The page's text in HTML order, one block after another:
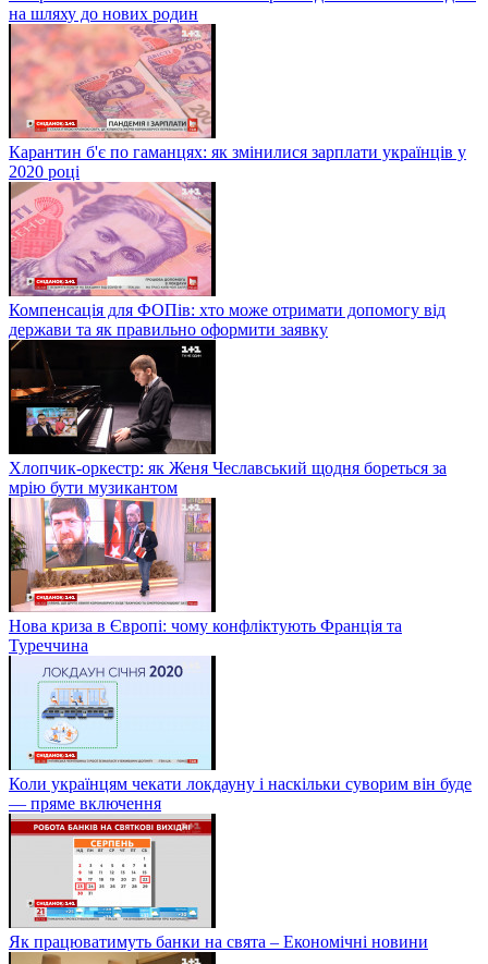
на шляху до нових родин
Карантин б'є по гаманцях: як змінилися зарплати українців у
2020 році
Компенсація для ФОПів: хто може отримати допомогу від
держави та як правильно оформити заявку
Хлопчик-оркестр: як Женя Чеславський щодня бореться за
мрію бути музикантом
Нова криза в Європі: чому конфліктують Франція та
Туреччина
Коли українцям чекати локдауну і наскільки суворим він буде
— пряме включення
Як працюватимуть банки на свята – Економічні новини